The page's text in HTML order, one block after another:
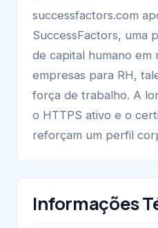
successfactors.com
SuccessFactors, uma
de capital humano em
empresas para RH,
força de trabalho. A
o HTTPS ativo e o
reforçam um perfil
Informações